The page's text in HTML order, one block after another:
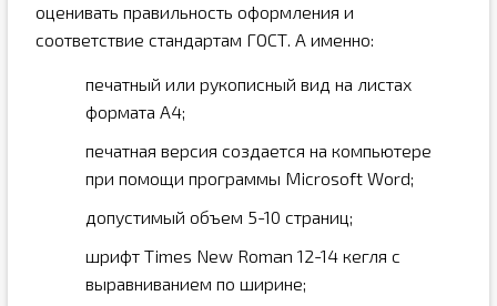
оценивать правильность оформления и
соответствие стандартам ГОСТ. А именно:
печатный или рукописный вид на листах
формата А4;
печатная версия создается на компьютере
при помощи программы Microsoft Word;
допустимый объем 5-10 страниц;
шрифт Times New Roman 12-14 кегля с
выравниванием по ширине;